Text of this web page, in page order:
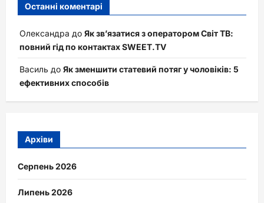
Останні коментарі
Олександра до Як зв’язатися з оператором Світ ТВ:
повний гід по контактах SWEET.TV
Василь до Як зменшити статевий потяг у чоловіків: 5
ефективних способів
Архіви
Серпень 2026
Липень 2026